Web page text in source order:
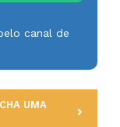
canal de
UMA